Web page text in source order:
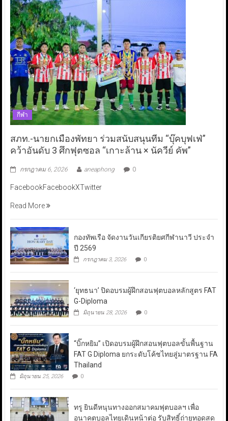
กีฬา
สภท.-นายกเมืองพัทยา ร่วมสนับสนุนทีม “บุ๊คบุฟเฟ่”
คว้าอันดับ 3 ศึกฟุตซอล “เกาะล้าน × นัควีย์ คัพ”
กรกฎาคม 6, 2026 aneaphong 0
FacebookFacebookXTwitter
Read More
กองทัพเรือ จัดงานวันเกียรติยศกีฬานาวี ประจำ
ปี 2569
กรกฎาคม 3, 2026 0
‘ยุทธนา’ ปิดอบรมผู้ฝึกสอนฟุตบอลหลักสูตร FAT
G-Diploma
มิถุนายน 28, 2026 0
“บิ๊กหยิม” เปิดอบรมผู้ฝึกสอนฟุตบอลขั้นพื้นฐาน
FAT G Diploma ยกระดับโค้ชไทยสู่มาตรฐาน FA
Thailand
มิถุนายน 25, 2026 0
ทรู ยินดีหนุนทางออกสมาคมฟุตบอลฯ เพื่อ
อนาคตบอลไทยเดินหน้าต่อ รับสิทธิ์ถ่ายทอดสด